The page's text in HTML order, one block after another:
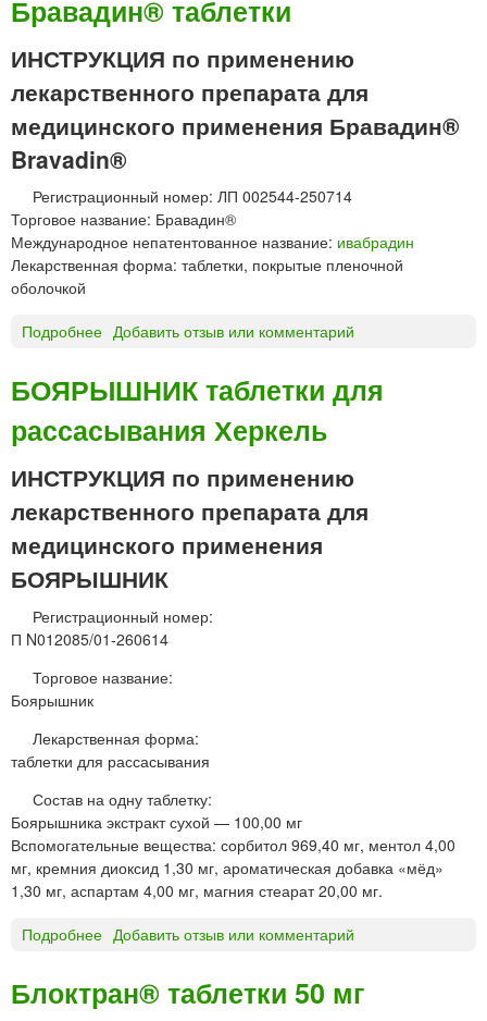
И
И
Н
А
®
а
б
л
е
0
г
Бравадин® таблетки
ИНСТРУКЦИЯ по применению
лекарственного препарата для
медицинского применения Бравадин®
Bravadin®
Регистрационный номер: ЛП 002544-250714
Торговое название: Бравадин®
Международное непатентованное название: ивабрадин
Лекарственная форма: таблетки, покрытые пленочной
оболочкой
Подробнее
р
а
в
а
д
и
н
®
т
а
л
е
т
Добавить отзыв или комментарий
БОЯРЫШНИК таблетки для
рассасывания Херкель
ИНСТРУКЦИЯ по применению
лекарственного препарата для
медицинского применения
БОЯРЫШНИК
Регистрационный номер:
П N012085/01-260614
Торговое название:
Боярышник
Лекарственная форма:
таблетки для рассасывания
Состав на одну таблетку:
Боярышника экстракт сухой — 100,00 мг
Вспомогательные вещества: сорбитол 969,40 мг, ментол 4,00
мг, кремния диоксид 1,30 мг, ароматическая добавка «мёд»
1,30 мг, аспартам 4,00 мг, магния стеарат 20,00 мг.
Подробнее
Я
Добавить отзыв или комментарий
Блоктран® таблетки 50 мг